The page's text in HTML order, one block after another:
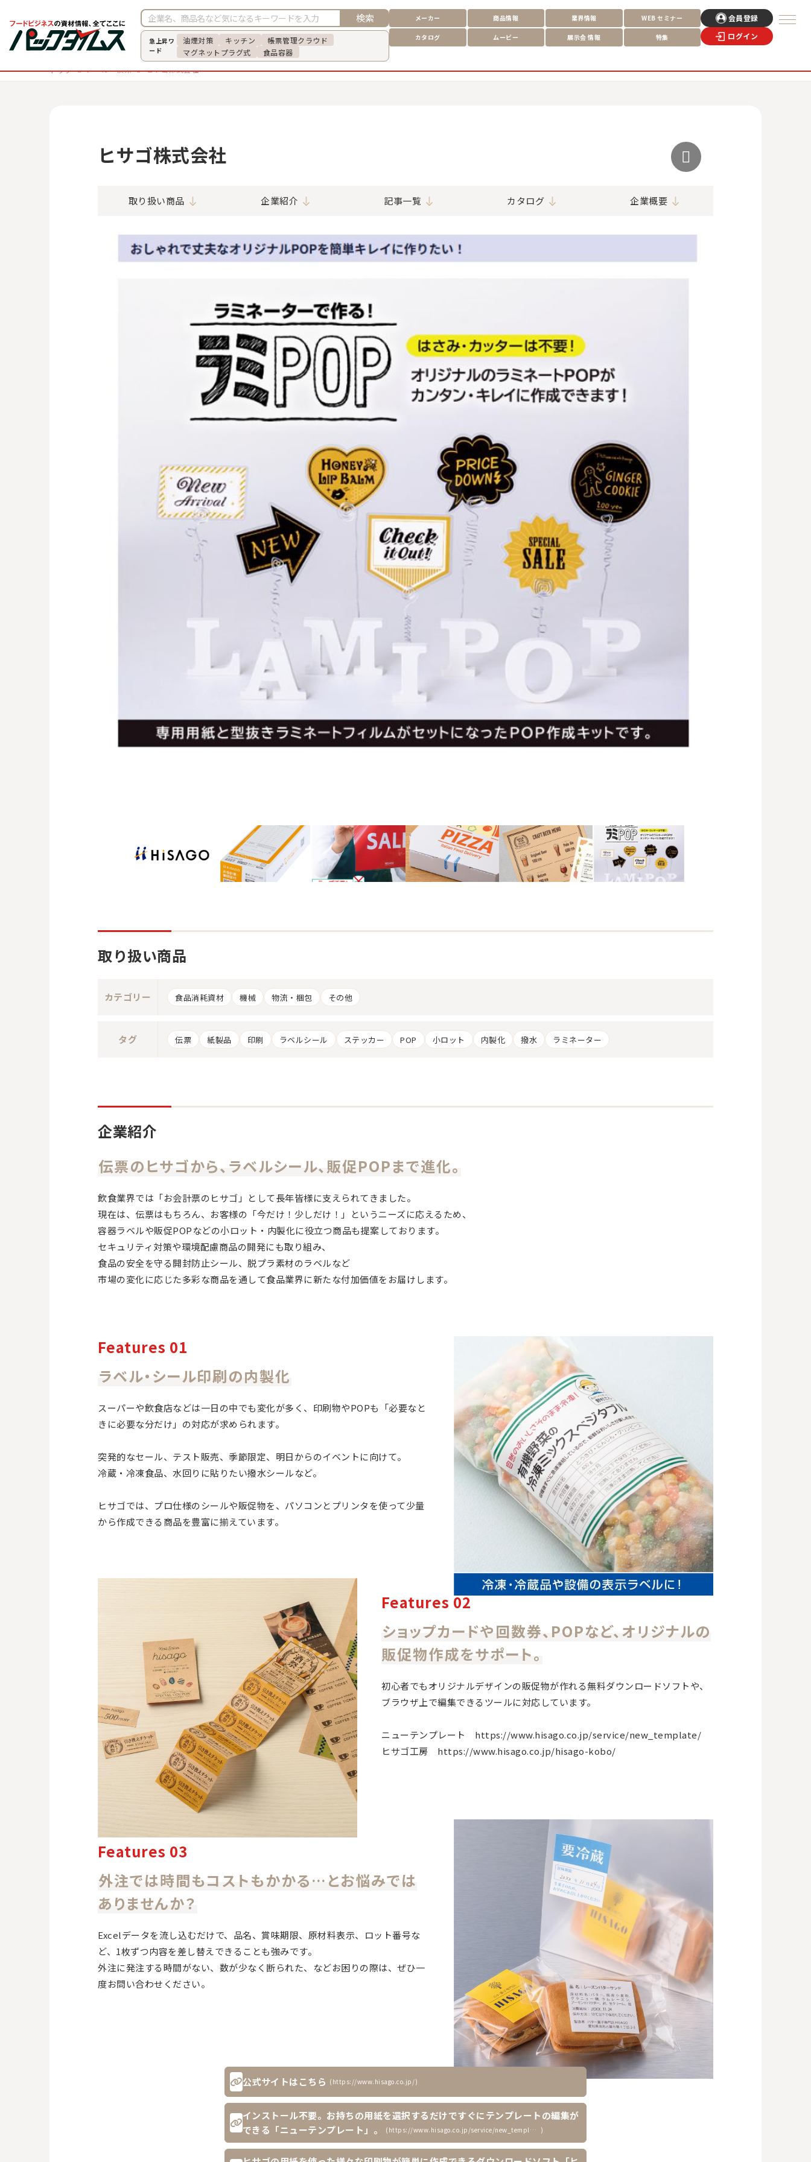
検索
急上昇ワ
ード
油煙対策 キッチン
帳票管理クラウド
マグネットプラグ式
食品容器
メーカー 商品情報 業界情報 WEB セミナー
カタログ ムービー 展示会 情報 特集
会員登録
ログイン
トップ メーカー検索 ヒサゴ株式会社
ヒサゴ株式会社
取り扱い商品 企業紹介 記事一覧 カタログ 企業概要
取り扱い商品
カテゴリー 食品消耗資材 機械 物流・梱包 その他
タグ 伝票 紙製品 印刷 ラベルシール ステッカー POP 小ロット 内製化 撥水 ラミネーター
企業紹介
伝票のヒサゴから、ラベルシール、販促POPまで進化。
飲食業界では「お会計票のヒサゴ」として長年皆様に支えられてきました。
現在は、伝票はもちろん、お客様の「今だけ！少しだけ！」というニーズに応えるため、
容器ラベルや販促POPなどの小ロット・内製化に役立つ商品も提案しております。
セキュリティ対策や環境配慮商品の開発にも取り組み、
食品の安全を守る開封防止シール、脱プラ素材のラベルなど
市場の変化に応じた多彩な商品を通して食品業界に新たな付加価値をお届けします。
Features 01
ラベル・シール印刷の内製化
スーパーや飲食店などは一日の中でも変化が多く、印刷物やPOPも「必要なと
きに必要な分だけ」の対応が求められます。
突発的なセール、テスト販売、季節限定、明日からのイベントに向けて。
冷蔵・冷凍食品、水回りに貼りたい撥水シールなど。
ヒサゴでは、プロ仕様のシールや販促物を、パソコンとプリンタを使って少量
から作成できる商品を豊富に揃えています。
Features 02
ショップカードや回数券、POPなど、オリジナルの
販促物作成をサポート。
初心者でもオリジナルデザインの販促物が作れる無料ダウンロードソフトや、
ブラウザ上で編集できるツールに対応しています。
ニューテンプレート https://www.hisago.co.jp/service/new_template/
ヒサゴ工房 https://www.hisago.co.jp/hisago-kobo/
Features 03
外注では時間もコストもかかる…とお悩みでは
ありませんか？
Excelデータを流し込むだけで、品名、賞味期限、原材料表示、ロット番号な
ど、1枚ずつ内容を差し替えできることも強みです。
外注に発注する時間がない、数が少なく断られた、などお困りの際は、ぜひ一
度お問い合わせください。
公式サイトはこちら https://www.hisago.co.jp/
インストール不要。お持ちの用紙を選択するだけですぐにテンプレートの編集が
できる「ニューテンプレート」。
https://www.hisago.co.jp/service/new_template/